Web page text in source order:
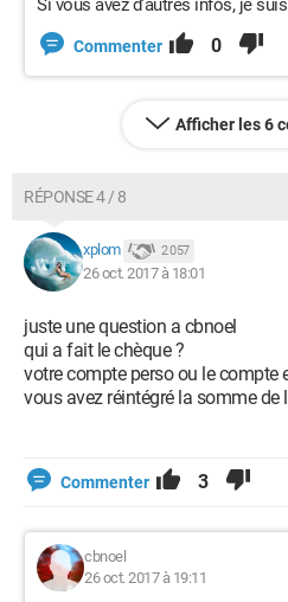
Si vous avez d'autres infos, je
Commenter 0
Afficher les 6
RÉPONSE 4 / 8
xplom 2 057
26 oct. 2017 à 18:01
juste une question a cbnoel
qui a fait le chèque ?
votre compte perso ou le compte
vous avez réintégré la somme de
Commenter 3
cbnoel
26 oct. 2017 à 19:11